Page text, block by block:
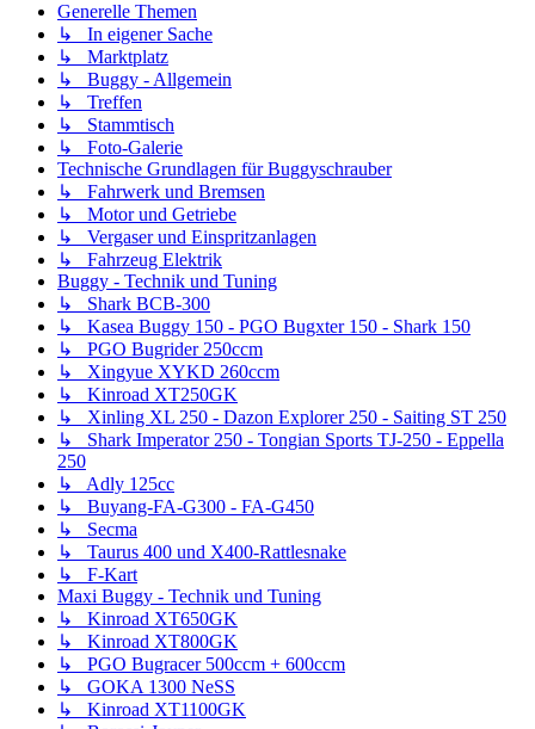
Generelle Themen
↳ In eigener Sache
↳ Marktplatz
↳ Buggy - Allgemein
↳ Treffen
↳ Stammtisch
↳ Foto-Galerie
Technische Grundlagen für Buggyschrauber
↳ Fahrwerk und Bremsen
↳ Motor und Getriebe
↳ Vergaser und Einspritzanlagen
↳ Fahrzeug Elektrik
Buggy - Technik und Tuning
↳ Shark BCB-300
↳ Kasea Buggy 150 - PGO Bugxter 150 - Shark 150
↳ PGO Bugrider 250ccm
↳ Xingyue XYKD 260ccm
↳ Kinroad XT250GK
↳ Xinling XL 250 - Dazon Explorer 250 - Saiting ST 250
↳ Shark Imperator 250 - Tongian Sports TJ-250 - Eppella
250
↳ Adly 125cc
↳ Buyang-FA-G300 - FA-G450
↳ Secma
↳ Taurus 400 und X400-Rattlesnake
↳ F-Kart
Maxi Buggy - Technik und Tuning
↳ Kinroad XT650GK
↳ Kinroad XT800GK
↳ PGO Bugracer 500ccm + 600ccm
↳ GOKA 1300 NeSS
↳ Kinroad XT1100GK